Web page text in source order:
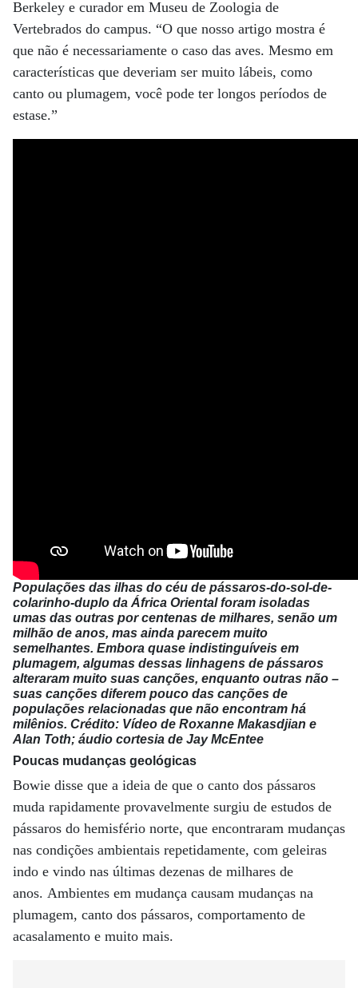
Berkeley e curador em Museu de Zoologia de
Vertebrados do campus. “O que nosso artigo mostra é
que não é necessariamente o caso das aves. Mesmo em
características que deveriam ser muito lábeis, como
canto ou plumagem, você pode ter longos períodos de
estase.”
Populações das ilhas do céu de pássaros-do-sol-de-
colarinho-duplo da África Oriental foram isoladas
umas das outras por centenas de milhares, senão um
milhão de anos, mas ainda parecem muito
semelhantes. Embora quase indistinguíveis em
plumagem, algumas dessas linhagens de pássaros
alteraram muito suas canções, enquanto outras não –
suas canções diferem pouco das canções de
populações relacionadas que não encontram há
milênios. Crédito: Vídeo de Roxanne Makasdjian e
Alan Toth; áudio cortesia de Jay McEntee
Poucas mudanças geológicas
Bowie disse que a ideia de que o canto dos pássaros
muda rapidamente provavelmente surgiu de estudos de
pássaros do hemisfério norte, que encontraram mudanças
nas condições ambientais repetidamente, com geleiras
indo e vindo nas últimas dezenas de milhares de
anos. Ambientes em mudança causam mudanças na
plumagem, canto dos pássaros, comportamento de
acasalamento e muito mais.